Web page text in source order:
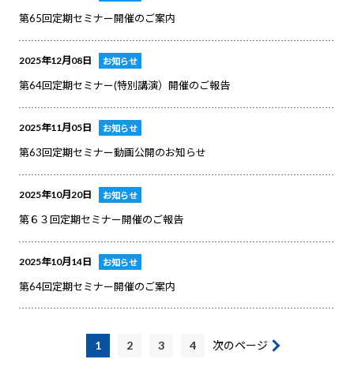
第65回定期セミナー開催のご案内
2025年12月08日 お知らせ
第64回定期セミナー(特別講演）開催のご報告
2025年11月05日 お知らせ
第63回定期セミナー動画公開のお知らせ
2025年10月20日 お知らせ
第６３回定期セミナー開催のご報告
2025年10月14日 お知らせ
第64回定期セミナー開催のご案内
1 2 3 4 次のページ